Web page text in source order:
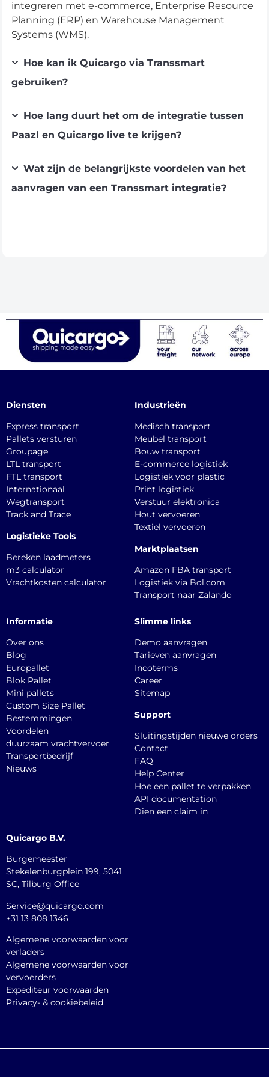
Pakketten
Bekijk alle bestemmingen voor pakketten →
integreren met e-commerce, Enterprise Resource
Planning (ERP) en Warehouse Management
Systems (WMS).
Hoe kan ik Quicargo via Transsmart
gebruiken?
Hoe lang duurt het om de integratie tussen
Paazl en Quicargo live te krijgen?
Wat zijn de belangrijkste voordelen van het
aanvragen van een Transsmart integratie?
Diensten
Express transport
Pallets versturen
Groupage
LTL transport
FTL transport
Internationaal
Wegtransport
Track and Trace
Logistieke Tools
Bereken laadmeters
m3 calculator
Vrachtkosten calculator
Industrieën
Medisch transport
Meubel transport
Bouw transport
E-commerce logistiek
Logistiek voor plastic
Print logistiek
Verstuur elektronica
Hout vervoeren
Textiel vervoeren
Marktplaatsen
Amazon FBA transport
Logistiek via Bol.com
Transport naar Zalando
Informatie
Over ons
Blog
Europallet
Blok Pallet
Mini pallets
Custom Size Pallet
Bestemmingen
Voordelen
duurzaam vrachtvervoer
Transportbedrijf
Nieuws
Slimme links
Demo aanvragen
Tarieven aanvragen
Incoterms
Career
Sitemap
Support
Sluitingstijden nieuwe orders
Contact
FAQ
Help Center
Hoe een pallet te verpakken
API documentation
Dien een claim in
Quicargo B.V.
Burgemeester
Stekelenburgplein 199, 5041
SC, Tilburg Office
Service@quicargo.com
+31 13 808 1346
Algemene voorwaarden voor
verladers
Algemene voorwaarden voor
vervoerders
Expediteur voorwaarden
Privacy- & cookiebeleid